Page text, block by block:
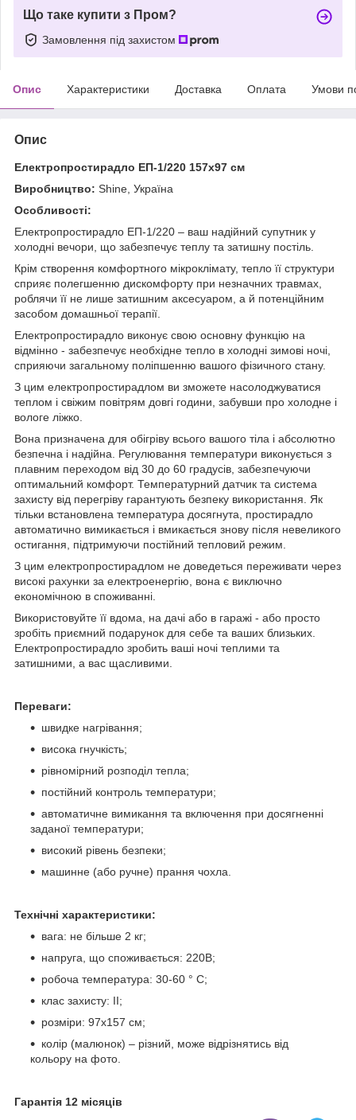
Що таке купити з Пром?
Замовлення під захистом
Опис Характеристики Доставка Оплата Умови
Опис
Електропростирадло ЕП-1/220 157х97 см
Виробництво: Shine, Україна
Особливості:
Електропростирадло ЕП-1/220 – ваш надійний супутник у
холодні вечори, що забезпечує теплу та затишну постіль.
Крім створення комфортного мікроклімату, тепло її структури
сприяє полегшенню дискомфорту при незначних травмах,
роблячи її не лише затишним аксесуаром, а й потенційним
засобом домашньої терапії.
Електропростирадло виконує свою основну функцію на
відмінно - забезпечує необхідне тепло в холодні зимові ночі,
сприяючи загальному поліпшенню вашого фізичного стану.
З цим електропростирадлом ви зможете насолоджуватися
теплом і свіжим повітрям довгі години, забувши про холодне і
вологе ліжко.
Вона призначена для обігріву всього вашого тіла і абсолютно
безпечна і надійна. Регулювання температури виконується з
плавним переходом від 30 до 60 градусів, забезпечуючи
оптимальний комфорт. Температурний датчик та система
захисту від перегріву гарантують безпеку використання. Як
тільки встановлена температура досягнута, простирадло
автоматично вимикається і вмикається знову після невеликого
остигання, підтримуючи постійний тепловий режим.
З цим електропростирадлом не доведеться переживати через
високі рахунки за електроенергію, вона є виключно
економічною в споживанні.
Використовуйте її вдома, на дачі або в гаражі - або просто
зробіть приємний подарунок для себе та ваших близьких.
Електропростирадло зробить ваші ночі теплими та
затишними, а вас щасливими.
Переваги:
швидке нагрівання;
висока гнучкість;
рівномірний розподіл тепла;
постійний контроль температури;
автоматичне вимикання та включення при досягненні
заданої температури;
високий рівень безпеки;
машинне (або ручне) прання чохла.
Технічні характеристики:
вага: не більше 2 кг;
напруга, що споживається: 220В;
робоча температура: 30-60 ° C;
клас захисту: ІІ;
розміри: 97х157 см;
колір (малюнок) – різний, може відрізнятись від
кольору на фото.
Гарантія 12 місяців